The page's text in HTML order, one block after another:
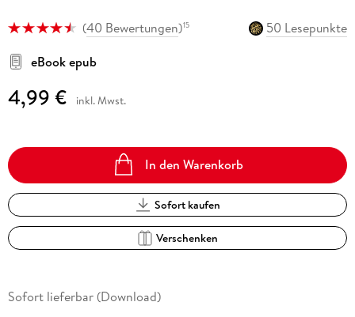
(40 Bewertungen)15
50 Lesepunkte
eBook epub
4,99 € inkl. Mwst.
In den Warenkorb
Sofort kaufen
Verschenken
Sofort lieferbar (Download)